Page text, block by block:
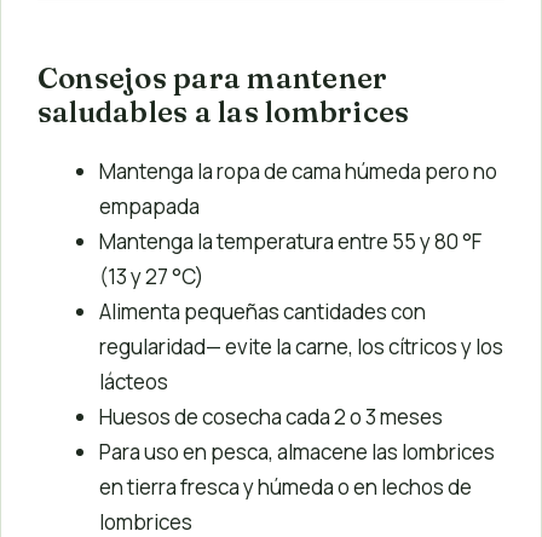
Consejos para mantener
saludables a las lombrices
Mantenga la ropa de cama húmeda pero no
empapada
Mantenga la temperatura entre 55 y 80 °F
(13 y 27 °C)
Alimenta pequeñas cantidades con
regularidad— evite la carne, los cítricos y los
lácteos
Huesos de cosecha cada 2 o 3 meses
Para uso en pesca, almacene las lombrices
en tierra fresca y húmeda o en lechos de
lombrices